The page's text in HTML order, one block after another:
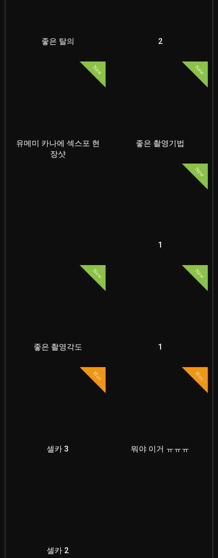
좋은 탈의 2
New
유메미 카나에 섹스포 현
장샷
New
좋은 촬영기법
New
1
New
좋은 촬영각도
New
1
Hot
셀카 3
Hot
뭐야 이거 ㅠㅠㅠ
셀카 2